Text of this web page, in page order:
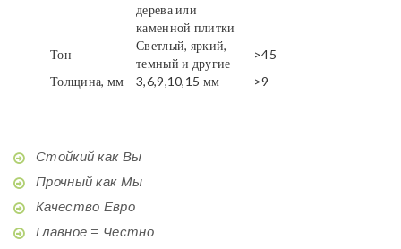
дерева или
каменной плитки
Тон
Светлый, яркий,
темный и другие
>45
Толщина, мм
3,6,9,10,15 мм >9
Стойкий как Вы
Прочный как Мы
Качество Евро
Главное = Честно